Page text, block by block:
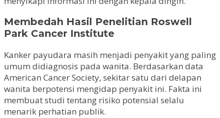
Membedah Hasil Penelitian Roswell
Park Cancer Institute
Kanker payudara masih menjadi penyakit yang paling
umum didiagnosis pada wanita. Berdasarkan data
American Cancer Society, sekitar satu dari delapan
wanita berpotensi mengidap penyakit ini. Fakta ini
membuat studi tentang risiko potensial selalu
menarik perhatian publik.